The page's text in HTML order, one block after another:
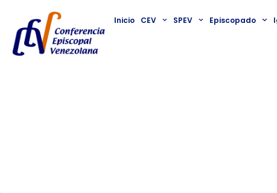
Inicio CEV SPEV Episcopado